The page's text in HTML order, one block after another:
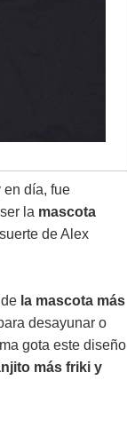
en día, fue
la mascota
de Alex
la mascota más
desayunar o
gota este diseño
más friki y